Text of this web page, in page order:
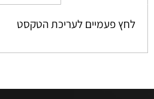
לחץ פעמיים לעריכת הטקסט